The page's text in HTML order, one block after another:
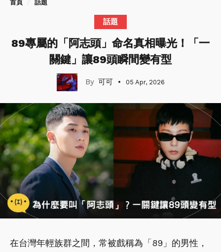
首頁 話題
話題
89專屬的「阿志頭」命名真相曝光！「一
關鍵」讓89頭瞬間變有型
可可 05 Apr, 2026
在台灣年輕族群之間，常被戲稱為「89」的男性，